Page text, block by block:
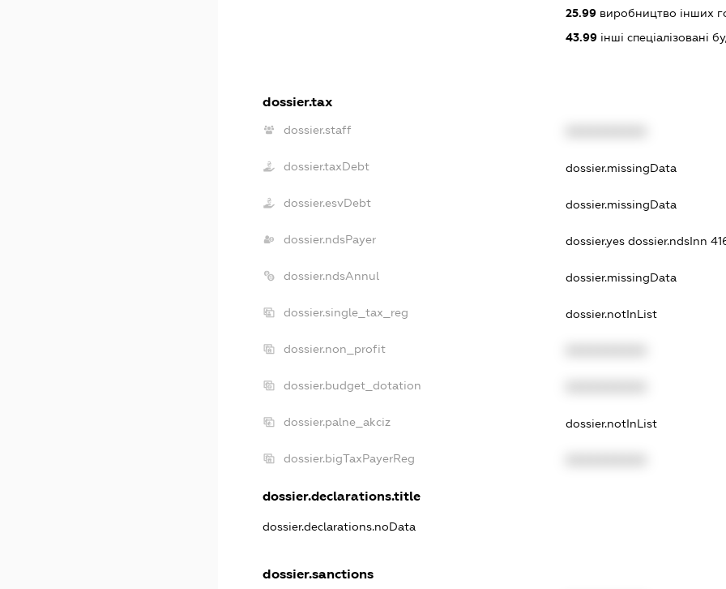
25.99виробництво інших
43.99інші спеціалізовані
dossier.tax
dossier.staff
dossier.taxDebt dossier.missingData
dossier.esvDebt dossier.missingData
dossier.ndsPayer dossier.yes dossier.ndsInn
dossier.ndsAnnul dossier.missingData
dossier.single_tax_reg dossier.notInList
dossier.non_profit
dossier.budget_dotation
dossier.palne_akciz dossier.notInList
dossier.bigTaxPayerReg
dossier.declarations.title
dossier.declarations.noData
dossier.sanctions